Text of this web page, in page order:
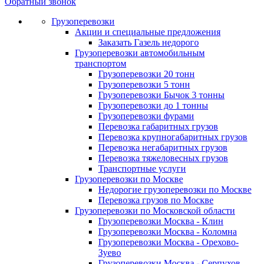
Грузоперевозки
Акции и специальные предложения
Заказать Газель недорого
Грузоперевозки автомобильным
транспортом
Грузоперевозки 20 тонн
Грузоперевозки 5 тонн
Грузоперевозки Бычок 3 тонны
Грузоперевозки до 1 тонны
Грузоперевозки фурами
Перевозка габаритных грузов
Перевозка крупногабаритных грузов
Перевозка негабаритных грузов
Перевозка тяжеловесных грузов
Транспортные услуги
Грузоперевозки по Москве
Недорогие грузоперевозки по Москве
Перевозка грузов по Москве
Грузоперевозки по Московской области
Грузоперевозки Москва - Клин
Грузоперевозки Москва - Коломна
Грузоперевозки Москва - Орехово-
Зуево